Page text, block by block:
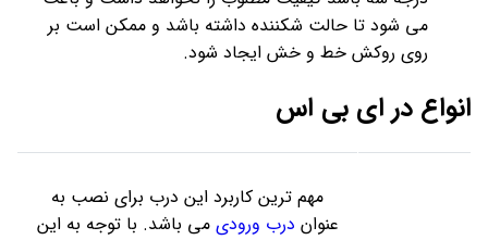
می شود تا حالت شکننده داشته باشد و ممکن است بر
روی روکش خط و خش ایجاد شود.
انواع در ای بی اس
مهم ترین کاربرد این درب برای نصب به
عنوان درب ورودی می باشد. با توجه به این